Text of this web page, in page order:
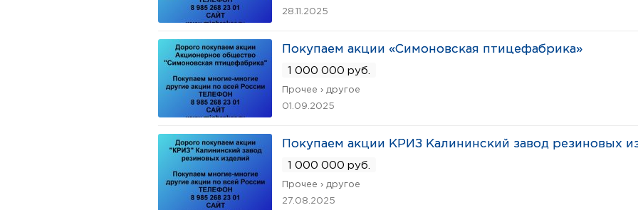
28.11.2025
Покупаем акции «Симоновская птицефабрика»
1 000 000 руб.
Прочее › другое
01.09.2025
Покупаем акции КРИЗ Калининский завод резиновых
1 000 000 руб.
Прочее › другое
27.08.2025